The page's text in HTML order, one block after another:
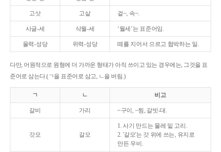
고삿 고샅 겉~, 속~.
사글-세 삭월-세 ‘월세’는 표준어임.
울력-성당 위력-성당 떼를 지어서 으르고 협박하는 일.
다만, 어원적으로 원형에 더 가까운 형태가 아직 쓰이고 있는 경우에는, 그것을 표
준어로 삼는다.(ㄱ을 표준어로 삼고, ㄴ을 버림.)
ㄱ ㄴ 비고
갈비 가리 ~구이, ~찜, 갈빗-대.
갓모 갈모
1. 사기 만드는 물레 밑 고리.
2. '갈모'는 갓 위에 쓰는, 유지로
만든 우비.